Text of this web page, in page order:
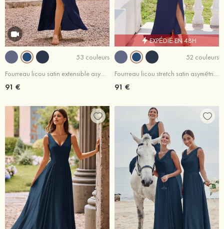
53 couleurs
Fourreau licou satin extensible asymétrique robe de demoiselle d'honneur avec plissé ceintures
91 €
EXPÉDIÉ EN 48H
52 couleurs
Fourreau licou stretch satin asymétrique robe de demoiselle d'honneur
91 €